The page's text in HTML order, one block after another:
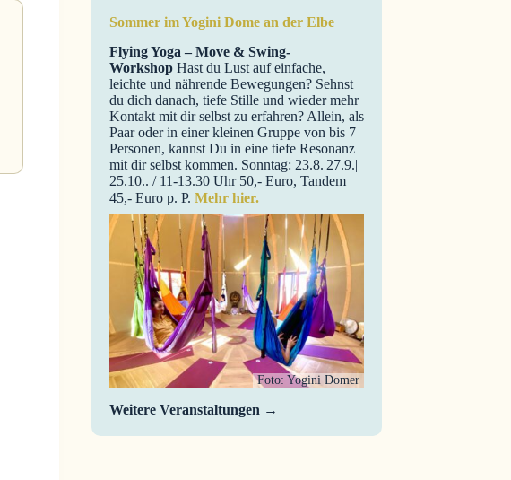
Sommer im Yogini Dome an der Elbe
Flying Yoga – Move & Swing-
Workshop Hast du Lust auf einfache,
leichte und nährende Bewegungen? Sehnst
du dich danach, tiefe Stille und wieder mehr
Kontakt mit dir selbst zu erfahren? Allein, als
Paar oder in einer kleinen Gruppe von bis 7
Personen, kannst Du in eine tiefe Resonanz
mit dir selbst kommen. Sonntag: 23.8.|27.9.|
25.10.. / 11-13.30 Uhr 50,- Euro, Tandem
45,- Euro p. P. Mehr hier.
Foto: Yogini Domer
Weitere Veranstaltungen